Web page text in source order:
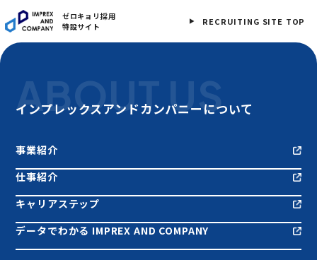
ゼロキョリ採用
特設サイト
RECRUITING SITE TOP
ABOUT US
インプレックスアンドカンパニーについて
事業紹介
仕事紹介
キャリアステップ
データでわかる IMPREX AND COMPANY